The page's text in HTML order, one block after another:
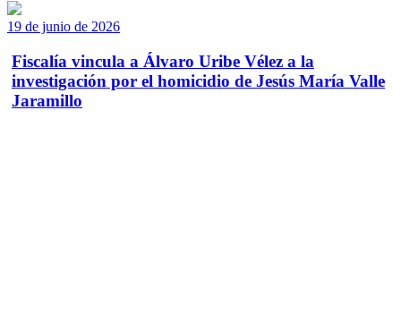
19 de junio de 2026
Fiscalía vincula a Álvaro Uribe Vélez a la
investigación por el homicidio de Jesús María Valle
Jaramillo